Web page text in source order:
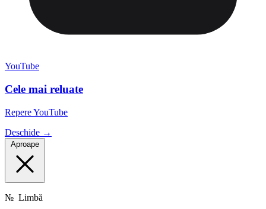
YouTube
Cele mai reluate
Repere YouTube
Deschide →
Aproape
№ Limbă